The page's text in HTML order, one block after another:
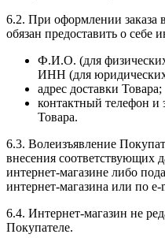
6.2. При оформлении заказа
обязан предоставить о себе
Ф.И.О. (для
ИНН (для
адрес доставки Товара;
контактный телефон и
Товара.
6.3. Волеизъявление
внесения соответствующих
интернет-магазине либо
интернет-магазина или по e-
6.4. Интернет-магазин не
Покупателе.